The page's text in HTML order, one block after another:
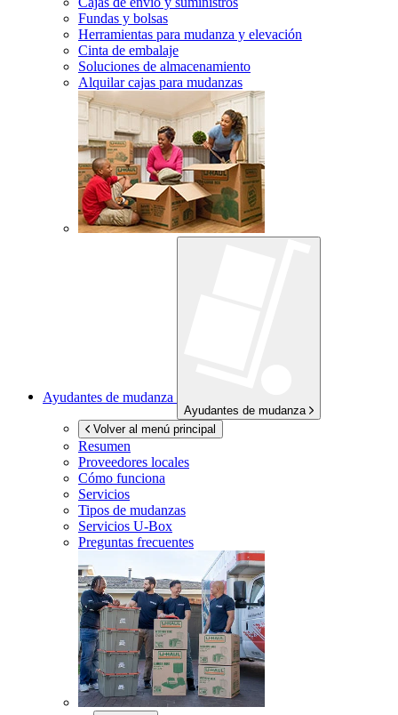
Fundas y bolsas
Herramientas para mudanza y elevación
Cinta de embalaje
Soluciones de almacenamiento
Alquilar cajas para mudanzas
Ayudantes de mudanza
Ayudantes de mudanza
Volver al menú principal
Resumen
Proveedores locales
Cómo funciona
Servicios
Tipos de mudanzas
Servicios U-Box
Preguntas frecuentes